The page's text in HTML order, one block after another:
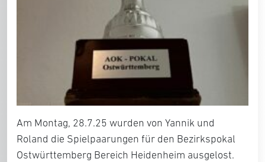
Am Montag, 28.7.25 wurden von Yannik und
Roland die Spielpaarungen für den Bezirkspokal
Ostwürttemberg Bereich Heidenheim ausgelost.